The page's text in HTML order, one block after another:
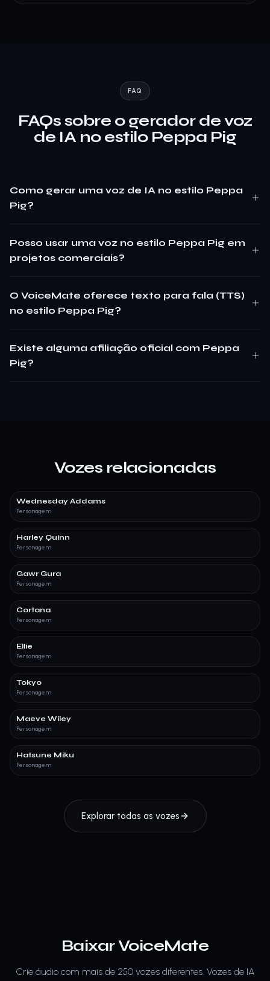
FAQ
FAQs sobre o gerador de voz
de IA no estilo Peppa Pig
Como gerar uma voz de IA no estilo Peppa
Pig?
Posso usar uma voz no estilo Peppa Pig em
projetos comerciais?
O VoiceMate oferece texto para fala (TTS)
no estilo Peppa Pig?
Existe alguma afiliação oficial com Peppa
Pig?
Vozes relacionadas
Wednesday Addams
Personagem
Harley Quinn
Personagem
Gawr Gura
Personagem
Cortana
Personagem
Ellie
Personagem
Tokyo
Personagem
Maeve Wiley
Personagem
Hatsune Miku
Personagem
Explorar todas as vozes
Baixar VoiceMate
Crie áudio com mais de 250 vozes diferentes. Vozes de IA